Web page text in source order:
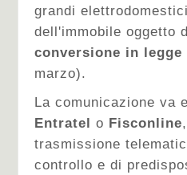
grandi
dell'immobile oggetto
conversione in legge
marzo).
La comunicazione va
Entratel o Fisconline
trasmissione
controllo e di